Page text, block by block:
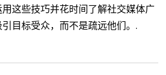
这些技巧并花时间了解社交媒体广
目标受众，而不是疏远他们。.